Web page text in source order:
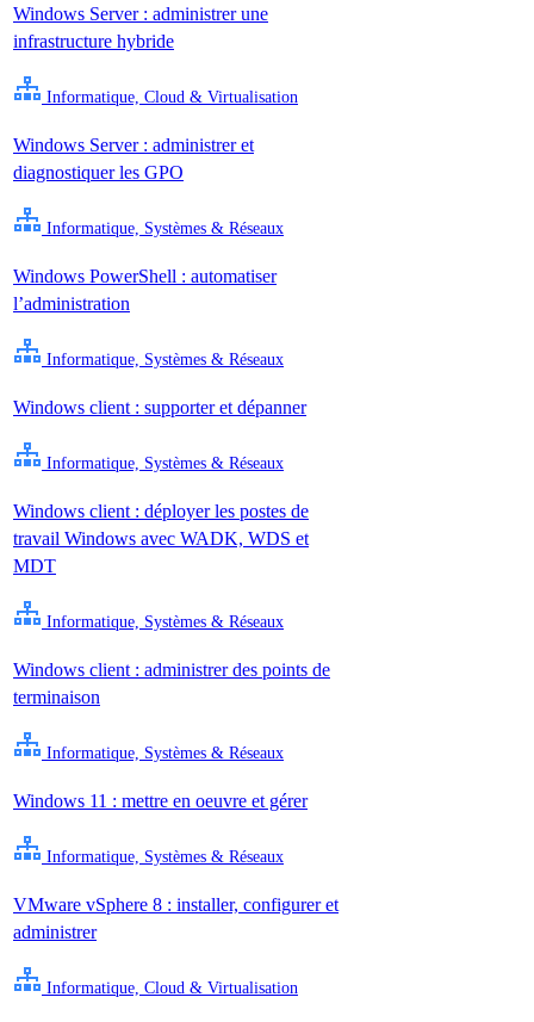
Windows Server : administrer une
infrastructure hybride
Informatique, Cloud & Virtualisation
Windows Server : administrer et
diagnostiquer les GPO
Informatique, Systèmes & Réseaux
Windows PowerShell : automatiser
l’administration
Informatique, Systèmes & Réseaux
Windows client : supporter et dépanner
Informatique, Systèmes & Réseaux
Windows client : déployer les postes de
travail Windows avec WADK, WDS et
MDT
Informatique, Systèmes & Réseaux
Windows client : administrer des points de
terminaison
Informatique, Systèmes & Réseaux
Windows 11 : mettre en oeuvre et gérer
Informatique, Systèmes & Réseaux
VMware vSphere 8 : installer, configurer et
administrer
Informatique, Cloud & Virtualisation